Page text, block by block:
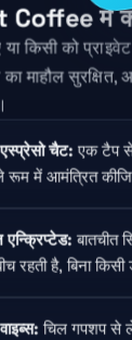
में
किसी को
का माहौल
चैट: एक टैप से
रूम में आमंत्रित
: बातचीत
रहती है, बिना
: चिल गपशप से